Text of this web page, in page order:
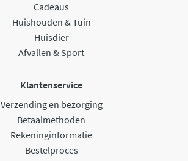
Cadeaus
Huishouden & Tuin
Huisdier
Afvallen & Sport
Klantenservice
Verzending en bezorging
Betaalmethoden
Rekeninginformatie
Bestelproces